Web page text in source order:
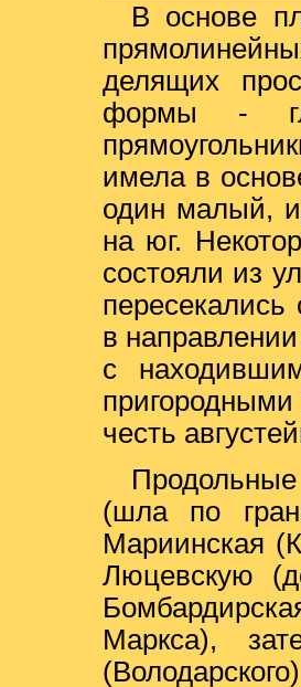
В основе
делящих
формы -
имела в
один малый,
на юг.
состояли из
в
с
честь
(шла по
Мариинская
Люцевскую
Маркса),